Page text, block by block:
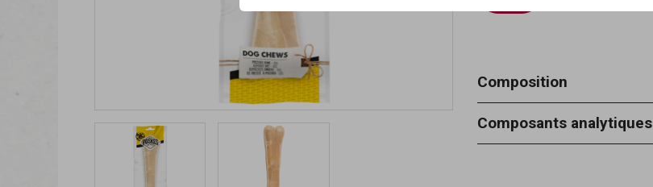
Composition
100% peau de bœuf
Composants analytiques